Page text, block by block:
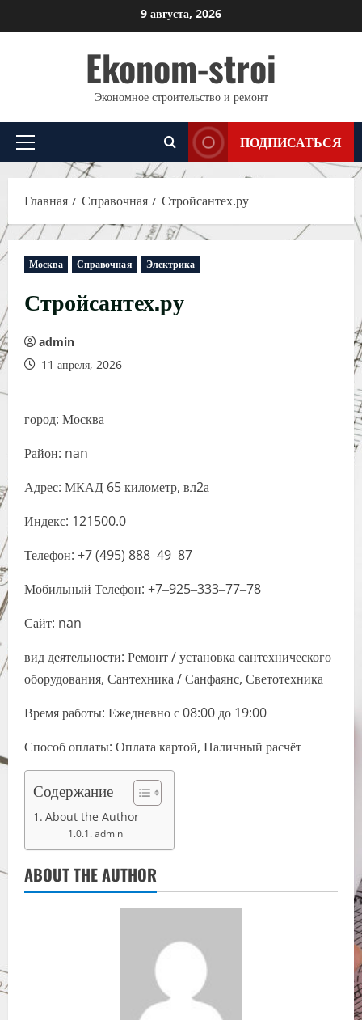
к
9 августа, 2026
Ekonom-stroi
Экономное строительство и ремонт
Основное
меню
ПОДПИСАТЬСЯ
Главная Справочная Стройсантех.ру
Москва Справочная Электрика
Стройсантех.ру
admin
11 апреля, 2026
город: Москва
Район: nan
Адрес: МКАД 65 километр, вл2а
Индекс: 121500.0
Телефон: +7 (495) 888‒49‒87
Мобильный Телефон: +7‒925‒333‒77‒78
Сайт: nan
вид деятельности: Ремонт / установка сантехнического
оборудования, Сантехника / Санфаянс, Светотехника
Время работы: Ежедневно с 08:00 до 19:00
Способ оплаты: Оплата картой, Наличный расчёт
Содержание
About the Author
admin
ABOUT THE AUTHOR